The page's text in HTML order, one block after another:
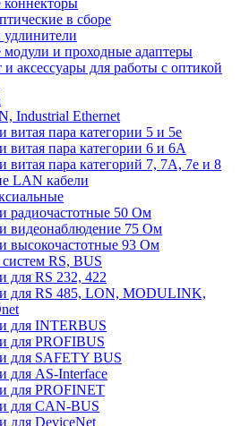
в сборе
модули и проходные адаптеры
аксессуары для работы с оптикой
Industrial Ethernet
витая пара категории 5 и 5е
витая пара категории 6 и 6A
витая пара категорий 7, 7А, 7е и 8
LAN кабели
радиочастотные 50 Ом
видеонаблюдение 75 Ом
высокочастотные 93 Ом
RS, BUS
для RS 232, 422
для RS 485, LON, MODULINK,
для INTERBUS
для PROFIBUS
для SAFETY BUS
для AS-Interface
для PROFINET
для CAN-BUS
для DeviceNet